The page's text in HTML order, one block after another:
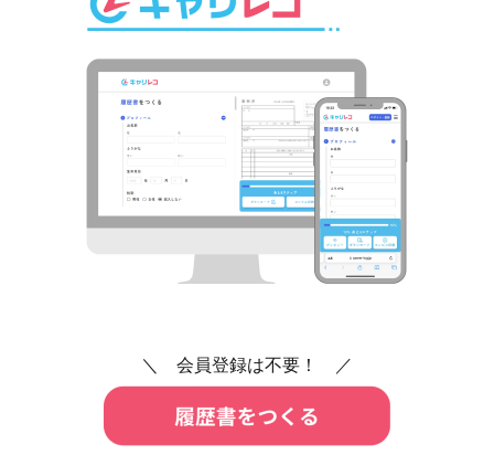
＼ 会員登録は不要！ ／